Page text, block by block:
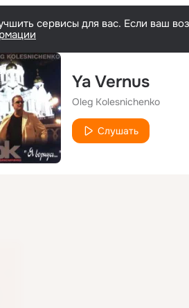
сервисы для вас. Если ваш
Ya Vernus
Oleg Kolesnichenko
Слушать